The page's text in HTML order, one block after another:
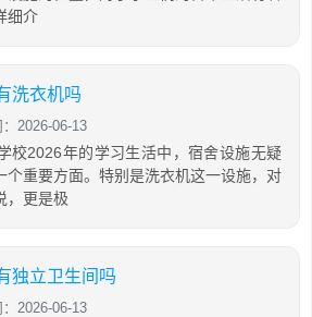
细介
洗衣机吗
2026-06-13
校2026年的学习生活中，宿舍设施无疑
个重要方面。特别是洗衣机这一设施，对
，更是极
独立卫生间吗
2026-06-13